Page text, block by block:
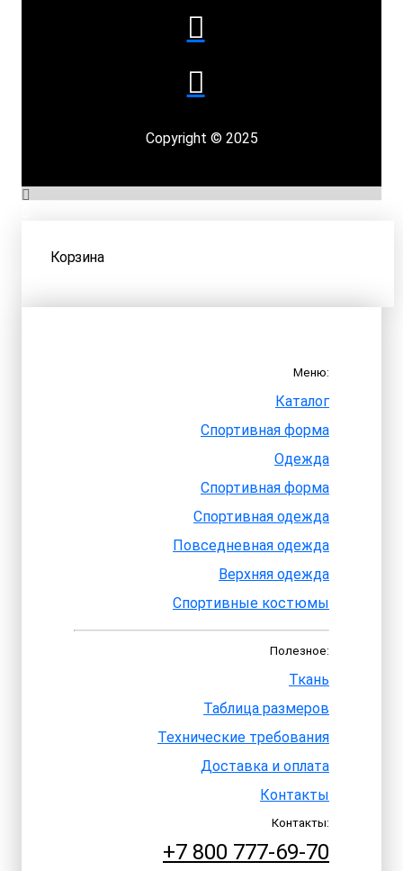
Copyright © 2025
Корзина
Меню:
Каталог
Спортивная форма
Одежда
Спортивная форма
Спортивная одежда
Повседневная одежда
Верхняя одежда
Спортивные костюмы
Полезное:
Ткань
Таблица размеров
Технические требования
Доставка и оплата
Контакты
Контакты:
+7 800 777-69-70